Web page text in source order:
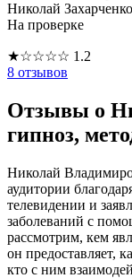
Николай Захарченко
На проверке
★☆☆☆☆ 1.2
8 отзывов
Отзывы о
гипноз,
Николай
аудитории
телевидении и
заболеваний с
рассмотрим, кем
он предоставляет,
кто с ним